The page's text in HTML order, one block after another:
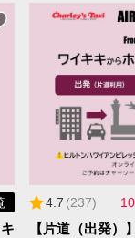
4.7 (237)
【片道（出発）